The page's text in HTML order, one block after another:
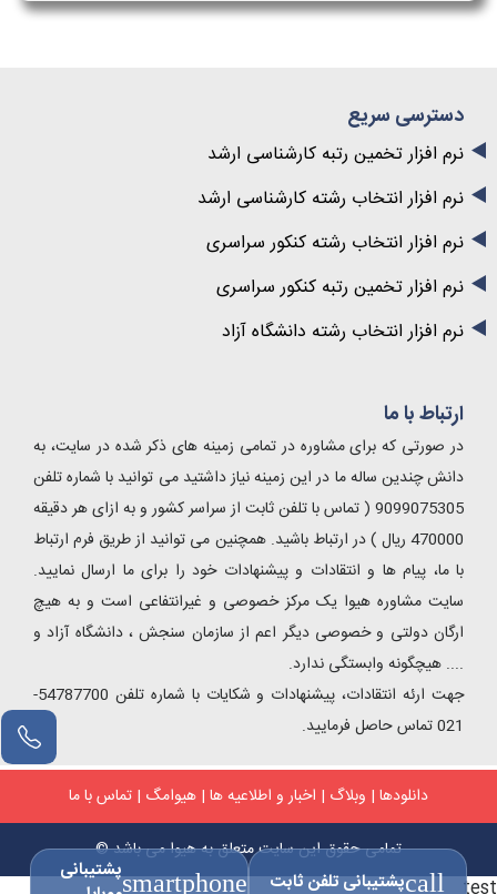
دسترسی سریع
نرم افزار تخمین رتبه کارشناسی ارشد
نرم افزار انتخاب رشته کارشناسی ارشد
نرم افزار انتخاب رشته کنکور سراسری
نرم افزار تخمین رتبه کنکور سراسری
نرم افزار انتخاب رشته دانشگاه آزاد
ارتباط با ما
در صورتی که برای مشاوره در تمامی زمینه های ذکر شده در سایت، به
دانش چندین ساله ما در این زمینه نیاز داشتید می توانید با شماره تلفن
9099075305 ( تماس با تلفن ثابت از سراسر کشور و به ازای هر دقیقه
470000 ریال ) در ارتباط باشید. همچنین می توانید از طریق فرم ارتباط
با ما، پیام ها و انتقادات و پیشنهادات خود را برای ما ارسال نمایید.
سایت مشاوره هیوا یک مرکز خصوصی و غیرانتفاعی است و به هیچ
ارگان دولتی و خصوصی دیگر اعم از سازمان سنجش ، دانشگاه آزاد و
.... هیچگونه وابستگی ندارد.
جهت ارئه انتقادات، پیشنهادات و شکایات با شماره تلفن 54787700-
021 تماس حاصل فرمایید.
دانلودها | وبلاگ | اخبار و اطلاعیه ها | هیوامگ | تماس با ما
تمامی حقوق این سایت متعلق به هیوا می باشد ©
callپشتیبانی تلفن ثابت smartphoneپشتیبانی